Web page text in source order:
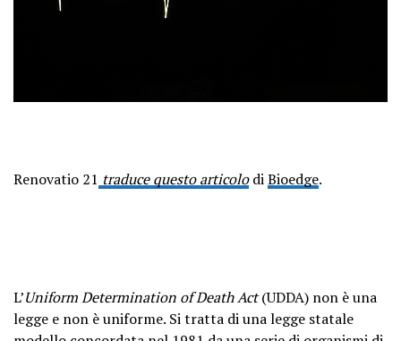
Renovatio 21 traduce questo articolodiBioedge.
L’Uniform Determination of Death Act(UDDA) non è una
legge e non è uniforme. Si tratta di una legge statale